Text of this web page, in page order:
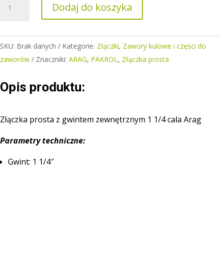
Złączka
z
1
1/4"
Dodaj do koszyka
SKU: Brak danych Kategorie: Złączki, Zawory kulowe i części do
zaworów
Znaczniki: ARAG, PAKROL, Złączka prosta
Opis produktu:
Złączka prosta z gwintem zewnętrznym 1 1/4 cala Arag
Parametry techniczne:
Gwint: 1 1/4″